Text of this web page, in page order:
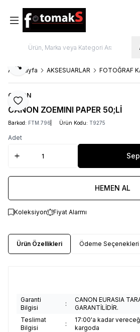
Ana Sayfa AKSESUARLAR FOTOĞRAF
Favoriye Ekle
Paylaş
CANON
CANON ZOEMINI PAPER 50;Lİ
Barkod: FTM.796 Ürün Kodu: T9275
Adet
HEMEN AL
Koleksiyon Fiyat Alarmı
Ürün Özellikleri Ödeme Seçenekleri
Garanti
Bilgisi
:
CANON EURASIA
GARANTİLİDİR.
Teslimat
Bilgisi
:
17:00'a kadar
kargoda